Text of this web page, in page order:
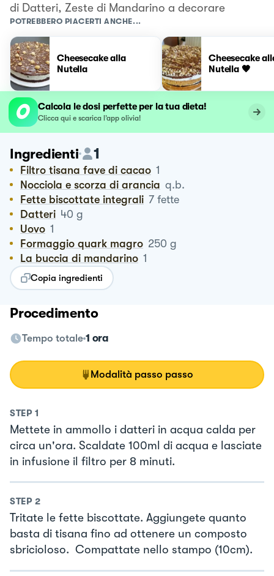
di Datteri, Zeste di Mandarino a decorare
POTREBBERO PIACERTI ANCHE...
Cheesecake alla
Nutella
Cheesecake
Nutella 🤎
Calcola le dosi perfette per la tua dieta!
Clicca qui e scarica l’app olivia!
Ingredienti 1
Filtro tisana fave di cacao 1
Nocciola e scorza di arancia q.b.
Fette biscottate integrali 7 fette
Datteri 40 g
Uovo 1
Formaggio quark magro 250 g
La buccia di mandarino 1
Copia ingredienti
Procedimento
Tempo totale 1 ora
Modalità passo passo
STEP 1
Mettete in ammollo i datteri in acqua calda per
circa un'ora. Scaldate 100ml di acqua e lasciate
in infusione il filtro per 8 minuti.
STEP 2
Tritate le fette biscottate. Aggiungete quanto
basta di tisana fino ad ottenere un composto
sbricioloso. Compattate nello stampo (10cm).